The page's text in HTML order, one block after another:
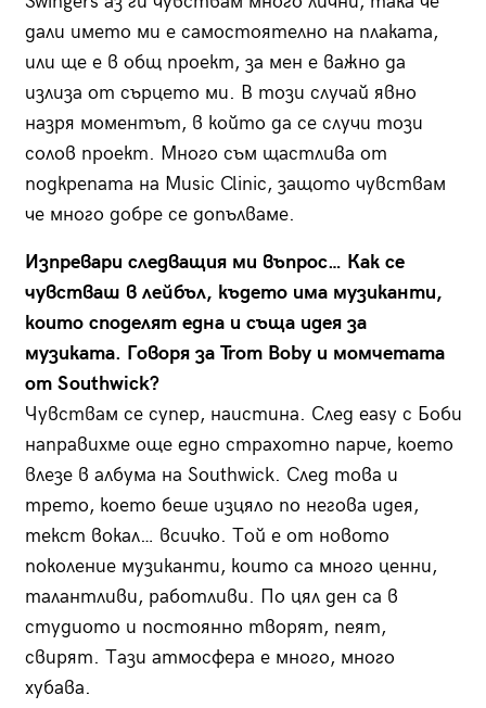
дали името ми е самостоятелно на плаката,
или ще е в общ проект, за мен е важно да
излиза от сърцето ми. В този случай явно
назря моментът, в който да се случи този
солов проект. Много съм щастлива от
подкрепата на Music Clinic, защото чувствам
че много добре се допълваме.
Изпревари следващия ми въпрос… Как се
чувстваш в лейбъл, където има музиканти,
които споделят една и съща идея за
музиката. Говоря за Trom Boby и момчетата
от Southwick?
Чувствам се супер, наистина. След easy с Боби
направихме още едно страхотно парче, което
влезе в албума на Southwick. След това и
трето, което беше изцяло по негова идея,
текст вокал… всичко. Той е от новото
поколение музиканти, които са много ценни,
талантливи, работливи. По цял ден са в
студиото и постоянно творят, пеят,
свирят. Тази атмосфера е много, много
хубава.